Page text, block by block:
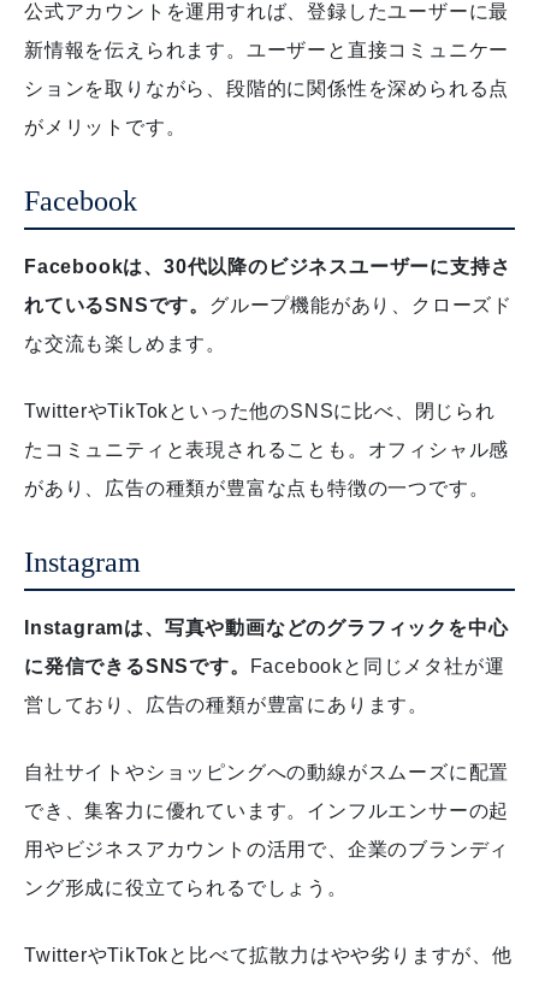
公式アカウントを運用すれば、登録したユーザーに最
新情報を伝えられます。 ユーザーと直接コミュニケー
ションを取りながら、段階的に関係性を深められる点
がメリットです。
Facebook
Facebookは、30代以降のビジネスユーザーに支持さ
れているSNSです。 グループ機能があり、クローズド
な交流も楽しめます。
TwitterやTikTokといった他のSNSに比べ、閉じられ
たコミュニティと表現されることも。 オフィシャル感
があり、広告の種類が豊富な点も特徴の一つです。
Instagram
Instagramは、写真や動画などのグラフィックを中心
に発信できるSNSです。
Facebookと同じメタ社が運
営しており、広告の種類が豊富にあります。
自社サイトやショッピングへの動線がスムーズに配置
でき、集客力に優れています。 インフルエンサーの起
用やビジネスアカウントの活用で、企業のブランディ
ング形成に役立てられるでしょう。
TwitterやTikTokと比べて拡散力はやや劣りますが、他